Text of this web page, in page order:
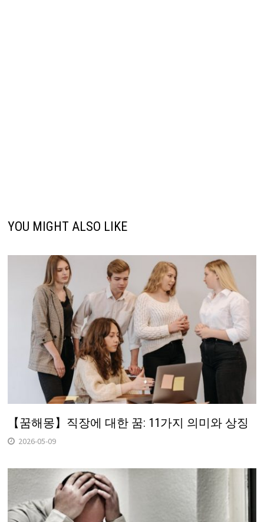
YOU MIGHT ALSO LIKE
【꿈해몽】직장에 대한 꿈: 11가지 의미와 상징
2026-05-09